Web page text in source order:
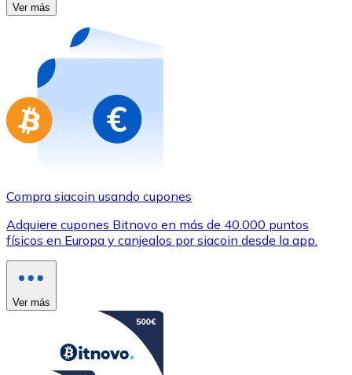
Compra tarjetas regalo de tus marcas favoritas con
Ir a la tienda de tarjetas regalo
Ver más
Compra siacoin usando cupones
Adquiere cupones Bitnovo en más de 40.000 puntos
físicos en Europa y canjealos por siacoin desde la app.
Ver más